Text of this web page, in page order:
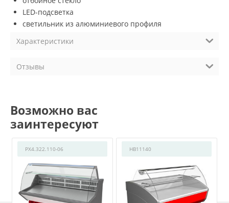
LED-подсветка
светильник из алюминиевого профиля
Характеристики
Отзывы
Возможно вас
заинтересуют
РХ4.322.110-06 HB11140